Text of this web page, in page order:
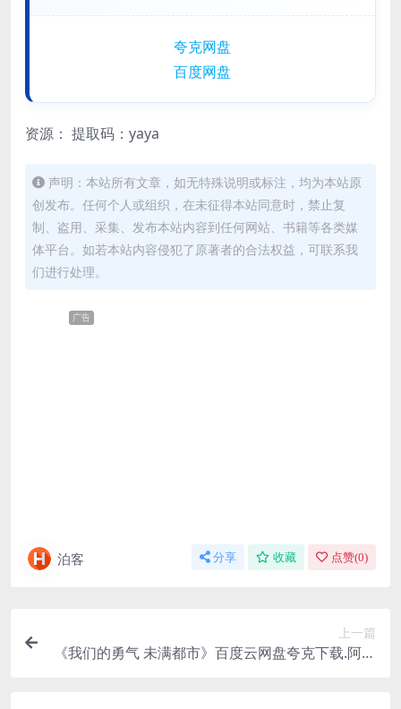
夸克网盘
百度网盘
资源： 提取码：yaya
声明：本站所有文章，如无特殊说明或标注，均为本站原
创发布。任何个人或组织，在未征得本站同意时，禁止复
制、盗用、采集、发布本站内容到任何网站、书籍等各类媒
体平台。如若本站内容侵犯了原著者的合法权益，可联系我
们进行处理。
广告
泊客 分享 收藏 点赞(0)
上一篇
《我们的勇气 未满都市》百度云网盘夸克下载.阿里